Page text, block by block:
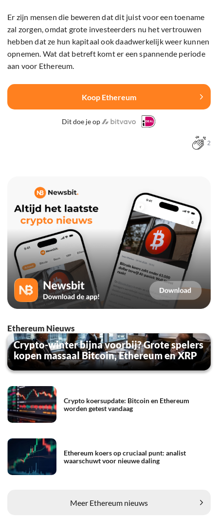
Er zijn mensen die beweren dat dit juist voor een toename
zal zorgen, omdat grote investeerders nu het vertrouwen
hebben dat ze hun kapitaal ook daadwerkelijk weer kunnen
opnemen. Wat dat betreft komt er een spannende periode
aan voor Ethereum.
Koop Ethereum
Dit doe je op
2
Ethereum Nieuws
Crypto-winter bijna voorbij? Grote spelers
kopen massaal Bitcoin, Ethereum en XRP
Crypto koersupdate: Bitcoin en Ethereum
worden getest vandaag
Ethereum koers op cruciaal punt: analist
waarschuwt voor nieuwe daling
Meer Ethereum nieuws